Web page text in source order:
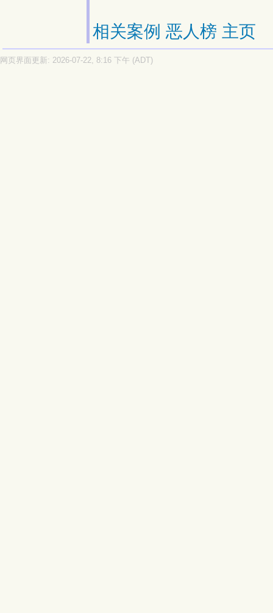
相关案例 恶人榜 主页
网页界面更新: 2026-07-22, 8:16 下午 (ADT)